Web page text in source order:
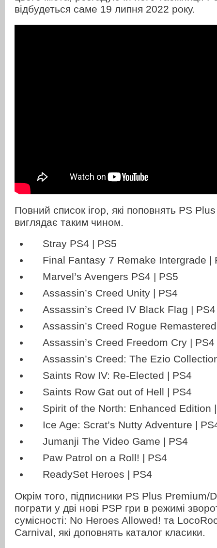
відбудеться саме 19 липня 2022 року.
Повний список ігор, які поповнять PS
виглядає таким чином.
Stray PS4 | PS5
Final Fantasy 7 Remake Intergrade |
Marvel’s Avengers PS4 | PS5
Assassin’s Creed Unity | PS4
Assassin’s Creed IV Black Flag | PS4
Assassin’s Creed Rogue
Assassin’s Creed Freedom Cry | PS4
Assassin’s Creed: The Ezio
Saints Row IV: Re-Elected | PS4
Saints Row Gat out of Hell | PS4
Spirit of the North: Enhanced Edition
Ice Age: Scrat’s Nutty Adventure |
Jumanji The Video Game | PS4
Paw Patrol on a Roll! | PS4
ReadySet Heroes | PS4
Окрім того, підписники PS Plus Premium/
пограти у дві нові PSP гри в режимі
сумісності: No Heroes Allowed! та
Carnival, які доповнять каталог класики.